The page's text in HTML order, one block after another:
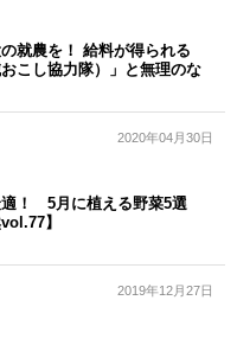
就農を！ 給料が得られる
おこし協力隊）」と無理のな
2020年04月30日
！ 5月に植える野菜5選
】
2019年12月27日